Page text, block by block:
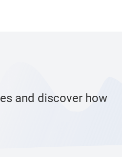
and discover how